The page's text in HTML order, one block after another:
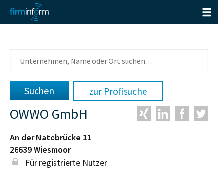
zur Profisuche
OWWO GmbH
An der Natobrücke 11
26639Wiesmoor
Für registrierte Nutzer